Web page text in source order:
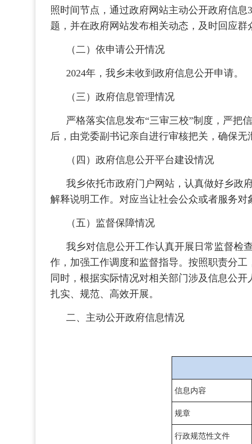
照时间节点，通过政府网站主动公开政府信
题，并在政府网站发布相关动态，及时回应群
（二）依申请公开情况
2024年，我乡未收到政府信息公开申请。
（三）政府信息管理情况
严格落实信息发布“三审三校”制度，严把
后，由党委副书记亲自进行审核把关，确保无
（四）政府信息公开平台建设情况
我乡依托市政府门户网站，认真做好乡政
解释说明工作。对应当让社会公众或者服务对
（五）监督保障情况
我乡对信息公开工作认真开展日常监督检
作，加强工作调度和监督指导。按照职责分
同时，根据实际情况对相关部门涉及信息公
扎实、规范、高效开展。
二、主动公开政府信息情况
信息内容
规章
行政规范性文件